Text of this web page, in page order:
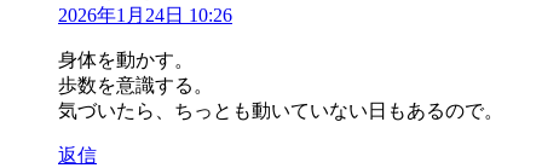
2026年1月24日 10:26
身体を動かす。
歩数を意識する。
気づいたら、ちっとも動いていない日もあるので。
返信